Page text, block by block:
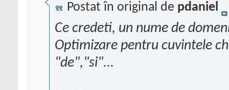
Postat în original de pdaniel
Ce credeti, un nume de
Optimizare pentru cuvintele
"de","si"...